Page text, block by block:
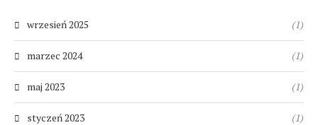
wrzesień 2025 (1)
marzec 2024 (1)
maj 2023 (1)
styczeń 2023 (1)